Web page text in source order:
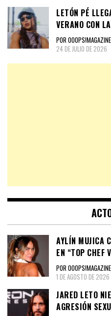
LETÓN PÉ
VERANO CON
POR OOOPS!MAGAZINE
24 DE JULIO DE 2026
AYLÍN MUJICA
EN “TOP CHEF
POR OOOPS!MAGAZINE
1 DE AGOSTO DE 2026
JARED LETO
AGRESIÓN